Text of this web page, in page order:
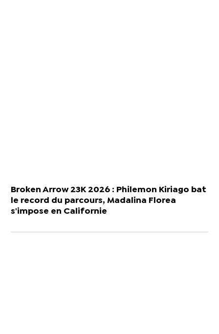
Broken Arrow 23K 2026 : Philemon Kiriago bat
le record du parcours, Madalina Florea
s'impose en Californie